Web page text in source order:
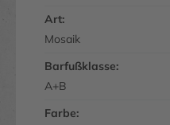
Art:
Mosaik
Barfußklasse:
A+B
Farbe: